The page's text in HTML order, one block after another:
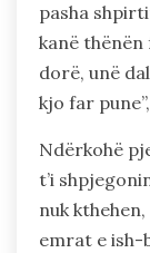
pasha
kanë thënën
dorë, unë
kjo far
Ndërkohë
t’i
nuk
emrat e ish-